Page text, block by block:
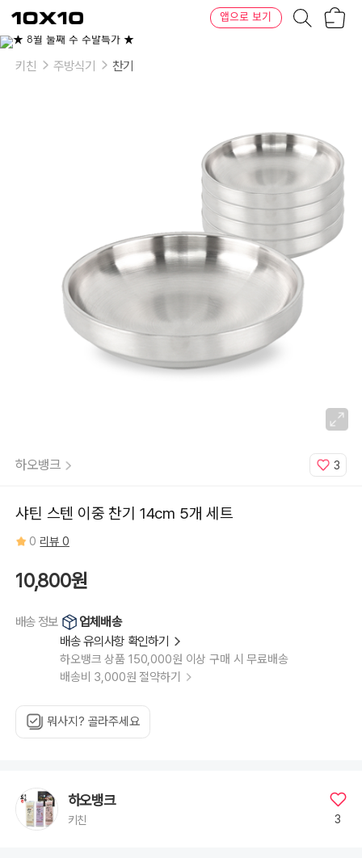
텐
바
텐
앱으로 보기
키친 주방식기 찬기
하오뱅크 3
샤틴 스텐 이중 찬기 14cm 5개 세트
0 리뷰 0
10,800원
배송 정보
업체배송
배송 유의사항 확인하기
하오뱅크 상품 150,000원 이상 구매 시 무료배송
배송비 3,000원 절약하기
뭐사지? 골라주세요
하오뱅크
키친 3